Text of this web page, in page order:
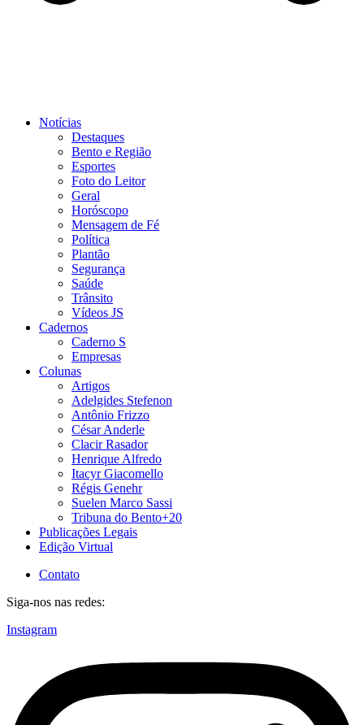
Notícias
Destaques
Bento e Região
Esportes
Foto do Leitor
Geral
Horóscopo
Mensagem de Fé
Política
Plantão
Segurança
Saúde
Trânsito
Vídeos JS
Cadernos
Caderno S
Empresas
Colunas
Artigos
Adelgides Stefenon
Antônio Frizzo
César Anderle
Clacir Rasador
Henrique Alfredo
Itacyr Giacomello
Régis Genehr
Suelen Marco Sassi
Tribuna do Bento+20
Publicações Legais
Edição Virtual
Contato
Siga-nos nas redes:
Instagram